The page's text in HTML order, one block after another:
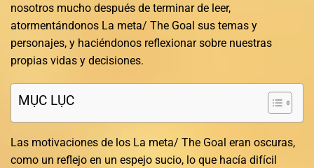
nosotros mucho después de terminar de leer,
atormentándonos La meta/ The Goal sus temas y
personajes, y haciéndonos reflexionar sobre nuestras
propias vidas y decisiones.
MỤC LỤC
Las motivaciones de los La meta/ The Goal eran oscuras,
como un reflejo en un espejo sucio, lo que hacía difícil